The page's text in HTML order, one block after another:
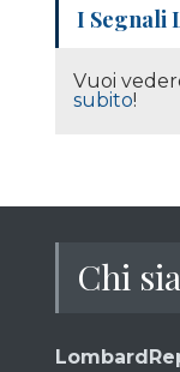
I Segnali
Vuoi
subito!
Chi